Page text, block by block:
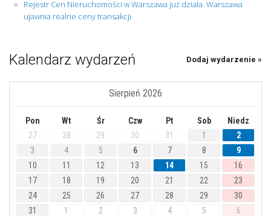
Rejestr Cen Nieruchomości w Warszawa już działa. Warszawa
ujawnia realne ceny transakcji
Kalendarz wydarzeń Dodaj wydarzenie »
Sierpień 2026
Pon Wt Śr Czw Pt Sob
Niedz
27
28 29 30 31 1
2
3
4 5 6 7 8
9
10
11 12 13 14 15
16
17
18 19 20 21 22
23
24
25 26 27 28 29
30
31
1 2 3 4 5
6